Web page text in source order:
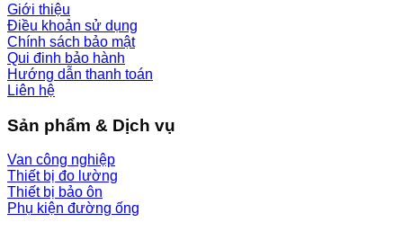
Giới thiệu
Điều khoản sử dụng
Chính sách bảo mật
Qui đinh bảo hành
Hướng dẫn thanh toán
Liên hệ
Sản phẩm & Dịch vụ
Van công nghiệp
Thiết bị đo lường
Thiết bị bảo ôn
Phụ kiện đường ống